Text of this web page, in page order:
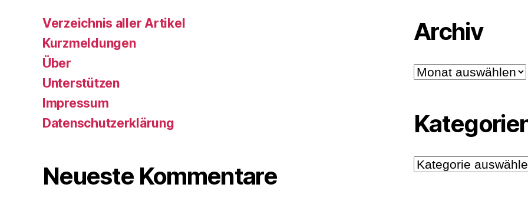
Verzeichnis aller Artikel
Kurzmeldungen
Über
Unterstützen
Impressum
Datenschutzerklärung
Neueste Kommentare
Archiv
Archiv
Kategorien